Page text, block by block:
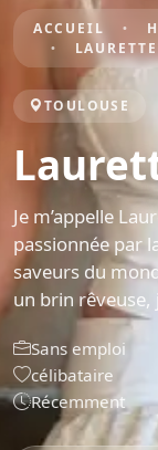
ACCUEIL
LAURETTE
TOULOUSE
Je m’appelle
passionnée par
saveurs du
un brin rêveuse,
Sans emploi
célibataire
Récemment